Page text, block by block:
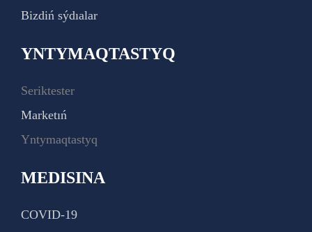
Bizdiń sýdıalar
YNTYMAQTASTYQ
Seriktester
Marketıń
Yntymaqtastyq
MEDISINA
COVID-19